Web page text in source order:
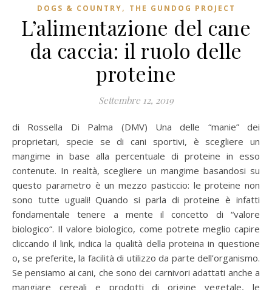
DOGS & COUNTRY, THE GUNDOG PROJECT
L’alimentazione del cane
da caccia: il ruolo delle
proteine
Settembre 12, 2019
di Rossella Di Palma (DMV) Una delle “manie” dei
proprietari, specie se di cani sportivi, è scegliere un
mangime in base alla percentuale di proteine in esso
contenute. In realtà, scegliere un mangime basandosi su
questo parametro è un mezzo pasticcio: le proteine non
sono tutte uguali! Quando si parla di proteine è infatti
fondamentale tenere a mente il concetto di “valore
biologico“. Il valore biologico, come potrete meglio capire
cliccando il link, indica la qualità della proteina in questione
o, se preferite, la facilità di utilizzo da parte dell’organismo.
Se pensiamo ai cani, che sono dei carnivori adattati anche a
mangiare cereali e prodotti di origine vegetale, le